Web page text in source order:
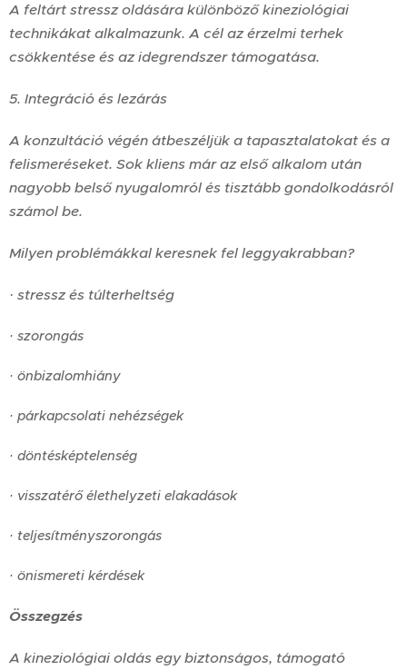
A feltárt stressz oldására különböző kineziológiai
technikákat alkalmazunk. A cél az érzelmi terhek
csökkentése és az idegrendszer támogatása.
5. Integráció és lezárás
A konzultáció végén átbeszéljük a tapasztalatokat és a
felismeréseket. Sok kliens már az első alkalom után
nagyobb belső nyugalomról és tisztább gondolkodásról
számol be.
Milyen problémákkal keresnek fel leggyakrabban?
· stressz és túlterheltség
· szorongás
· önbizalomhiány
· párkapcsolati nehézségek
· döntésképtelenség
· visszatérő élethelyzeti elakadások
· teljesítményszorongás
· önismereti kérdések
Összegzés
A kineziológiai oldás egy biztonságos, támogató